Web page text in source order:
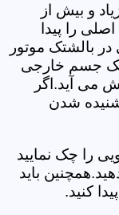
و بیش از
را پیدا
بالشتک موتور
یک جسم خارجی
می آید.اگر
شنیده شدن
را چک نمایید
باید
کنید.